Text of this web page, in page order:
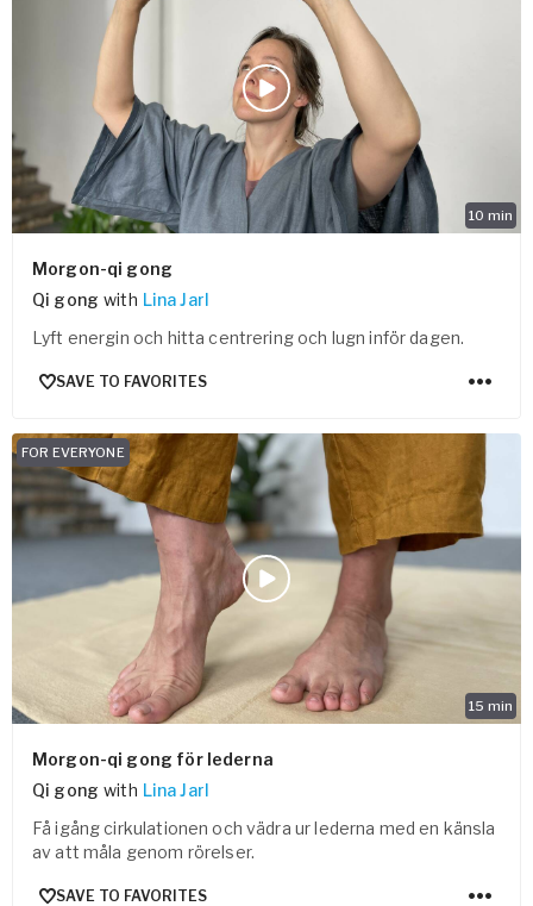
10 min
Morgon-qi gong
Qi gong with Lina Jarl
Lyft energin och hitta centrering och lugn inför dagen.
SAVE TO FAVORITES
15 min
FOR EVERYONE
Morgon-qi gong för lederna
Qi gong with Lina Jarl
Få igång cirkulationen och vädra ur lederna med en känsla
av att måla genom rörelser.
SAVE TO FAVORITES